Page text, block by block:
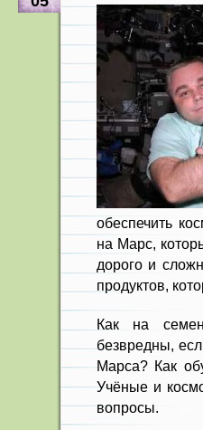
обеспечить
на Марс,
дорого и
продуктов,
Как на
безвредны,
Марса? Как
Учёные и
вопросы.